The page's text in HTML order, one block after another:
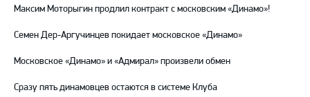
Максим Моторыгин продлил контракт с московским «Динамо»!
Семен Дер-Аргучинцев покидает московское «Динамо»
Московское «Динамо» и «Адмирал» произвели обмен
Сразу пять динамовцев остаются в системе Клуба